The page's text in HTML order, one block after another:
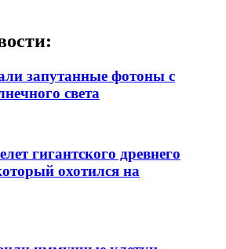
запутанные фотоны с
света
гигантского древнего
охотился на